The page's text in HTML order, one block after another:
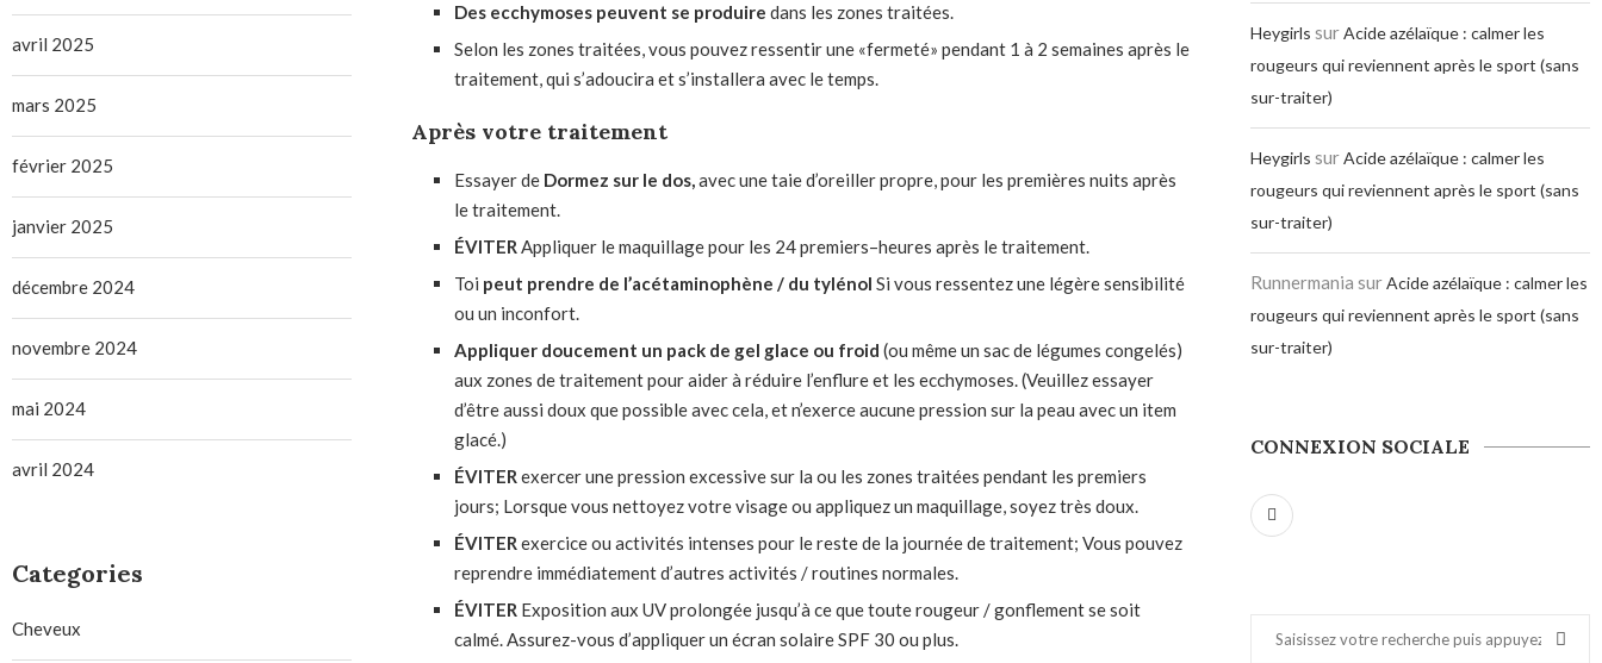
Des ecchymoses peuvent se produire dans les zones traitées.
Selon les zones traitées, vous pouvez ressentir une «fermeté» pendant 1 à 2 semaines après le
traitement, qui s’adoucira et s’installera avec le temps.
Après votre traitement
Essayer de Dormez sur le dos,avec une taie d’oreiller propre, pour les premières nuits après
le traitement.
ÉVITERAppliquer le maquillage pour les 24 premiers–heures après le traitement.
Toi peut prendre de l’acétaminophène / du tylénol Si vous ressentez une légère sensibilité
ou un inconfort.
Appliquer doucement un pack de gel glace ou froid (ou même un sac de légumes congelés)
aux zones de traitement pour aider à réduire l’enflure et les ecchymoses. (Veuillez essayer
d’être aussi doux que possible avec cela, et n’exerce aucune pression sur la peau avec un item
glacé.)
ÉVITERexercer une pression excessive sur la ou les zones traitées pendant les premiers
jours; Lorsque vous nettoyez votre visage ou appliquez un maquillage, soyez très doux.
ÉVITERexercice ou activités intenses pour le reste de la journée de traitement; Vous pouvez
reprendre immédiatement d’autres activités / routines normales.
ÉVITERExposition aux UV prolongée jusqu’à ce que toute rougeur / gonflement se soit
calmé. Assurez-vous d’appliquer un écran solaire SPF 30 ou plus.
Heygirls surAcide azélaïque : calmer les
rougeurs qui reviennent après le sport (sans
sur-traiter)
Heygirls surAcide azélaïque : calmer les
rougeurs qui reviennent après le sport (sans
sur-traiter)
Runnermania surAcide azélaïque : calmer les
rougeurs qui reviennent après le sport (sans
sur-traiter)
CONNEXION SOCIALE
avril 2025
mars 2025
février 2025
janvier 2025
décembre 2024
novembre 2024
mai 2024
avril 2024
Categories
Cheveux